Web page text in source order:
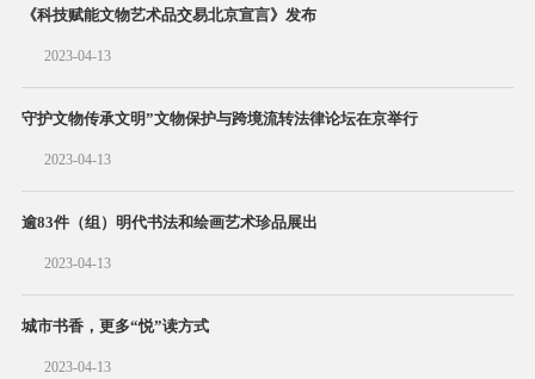
《科技赋能文物艺术品交易北京宣言》发布
2023-04-13
守护文物传承文明”文物保护与跨境流转法律论坛在京举行
2023-04-13
逾83件（组）明代书法和绘画艺术珍品展出
2023-04-13
城市书香，更多“悦”读方式
2023-04-13